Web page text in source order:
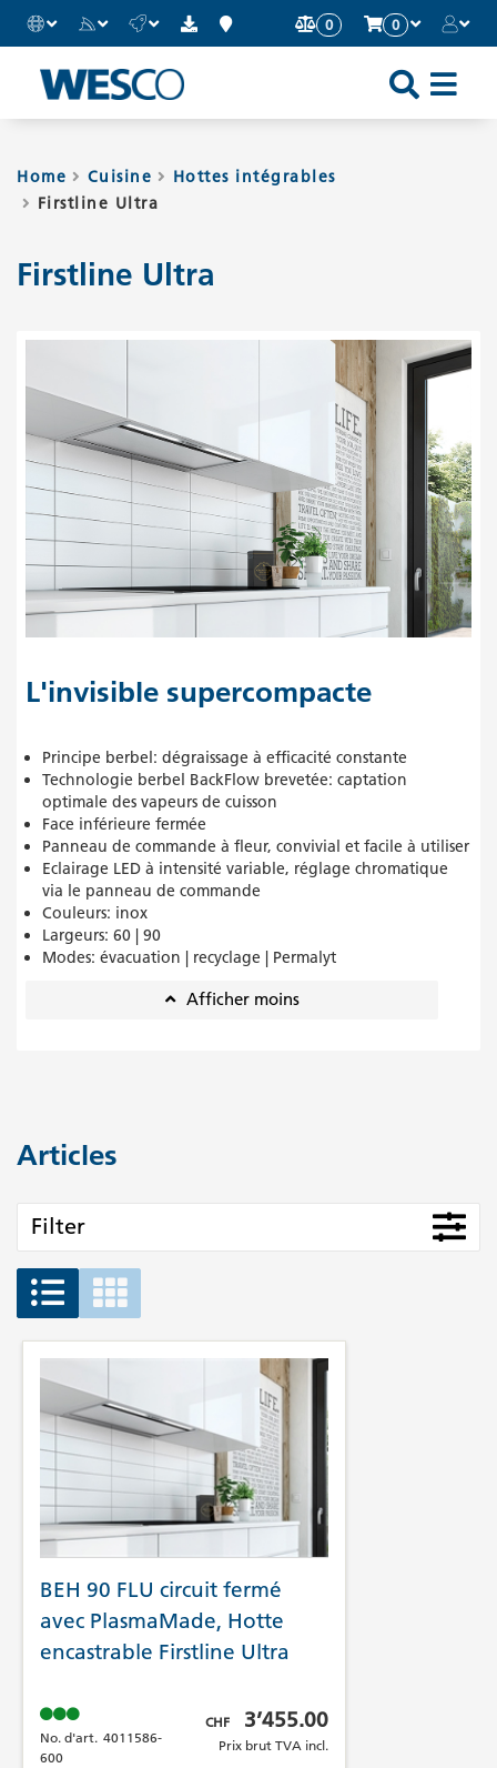
0 0
Home Cuisine
Hottes intégrables
Firstline Ultra
Firstline Ultra
L'invisible supercompacte
Principe berbel: dégraissage à efficacité constante
Technologie berbel BackFlow brevetée: captation
optimale des vapeurs de cuisson
Face inférieure fermée
Panneau de commande à fleur, convivial et facile à utiliser
Eclairage LED à intensité variable, réglage chromatique
via le panneau de commande
Couleurs: inox
Largeurs: 60 | 90
Modes: évacuation | recyclage | Permalyt
Afficher moins
Articles
Filter
BEH 90 FLU circuit fermé
avec PlasmaMade, Hotte
encastrable Firstline Ultra
Prix brut TVA incl.
CHF 3’455.00
Prix brut TVA incl.
No. d'art. 4011586-
600